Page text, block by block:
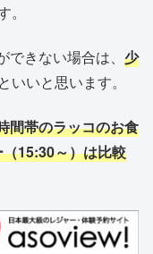
きない場合は、 少
といいと思います。
間帯のラッコのお食
15:30～）は比較